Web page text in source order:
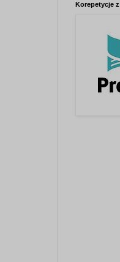
Korepetycje